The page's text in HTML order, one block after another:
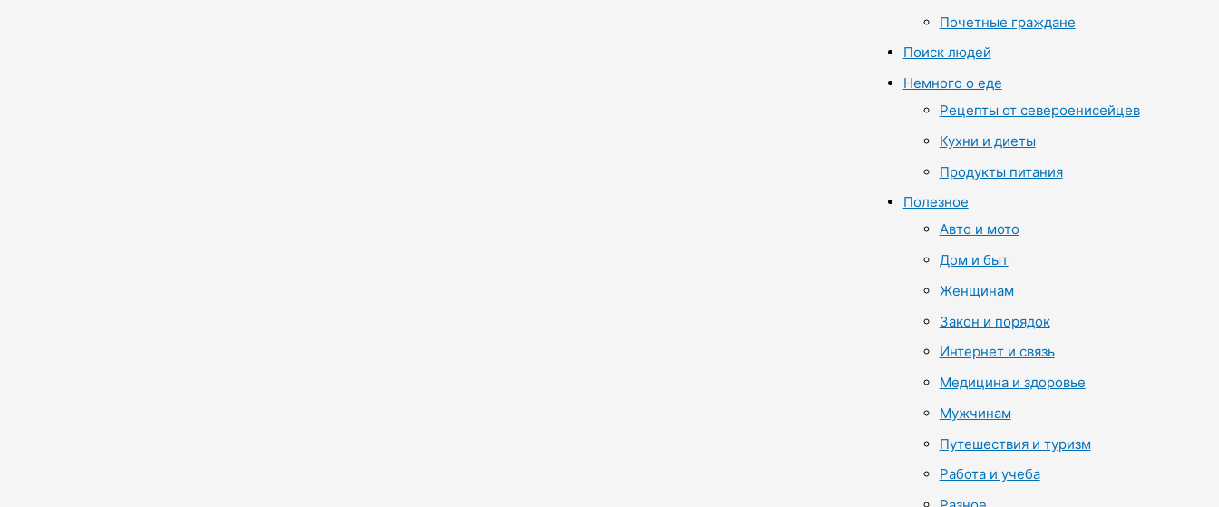
Почетные граждане
Поиск людей
Немного о еде
Рецепты от североенисейцев
Кухни и диеты
Продукты питания
Полезное
Авто и мото
Дом и быт
Женщинам
Закон и порядок
Интернет и связь
Медицина и здоровье
Мужчинам
Путешествия и туризм
Работа и учеба